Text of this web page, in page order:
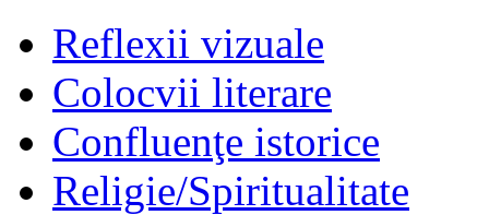
Reflexii vizuale
Colocvii literare
Confluenţe istorice
Religie/Spiritualitate